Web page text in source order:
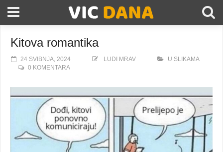
Kitova romantika
24 SVIBNJA, 2024 LUDI MRAV
U SLIKAMA
0 KOMENTARA